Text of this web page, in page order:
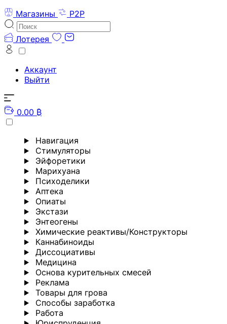
Магазины
P2P
Лотерея
Аккаунт
Выйти
0.00 ₿
Навигация
Стимуляторы
Эйфоретики
Марихуана
Психоделики
Аптека
Опиаты
Экстази
Энтеогены
Химические реактивы/Конструкторы
Каннабиноиды
Диссоциативы
Медицина
Основа курительных смесей
Реклама
Товары для грова
Способы заработка
Работа